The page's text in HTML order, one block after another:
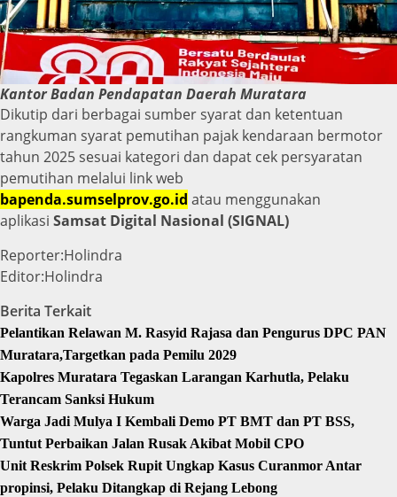
Kantor Badan Pendapatan Daerah Muratara
Dikutip dari berbagai sumber syarat dan ketentuan
rangkuman syarat pemutihan pajak kendaraan bermotor
tahun 2025 sesuai kategori dan dapat cek persyaratan
pemutihan melalui link web
bapenda.sumselprov.go.id atau menggunakan
aplikasi Samsat Digital Nasional (SIGNAL)
Reporter:Holindra
Editor:Holindra
Berita Terkait
Pelantikan Relawan M. Rasyid Rajasa dan Pengurus DPC PAN
Muratara,Targetkan pada Pemilu 2029
Kapolres Muratara Tegaskan Larangan Karhutla, Pelaku
Terancam Sanksi Hukum
Warga Jadi Mulya I Kembali Demo PT BMT dan PT BSS,
Tuntut Perbaikan Jalan Rusak Akibat Mobil CPO
Unit Reskrim Polsek Rupit Ungkap Kasus Curanmor Antar
propinsi, Pelaku Ditangkap di Rejang Lebong